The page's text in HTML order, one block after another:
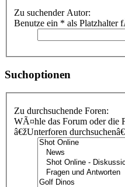
Zu suchender Autor:
Benutze ein * als
Suchoptionen
Zu durchsuchende Foren:
WÃ¤hle das Forum oder die
â€žUnterforen